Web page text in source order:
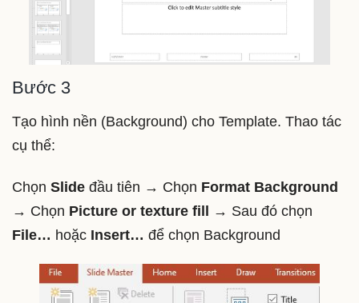
Bước 3
Tạo hình nền (Background) cho Template. Thao tác
cụ thể:
Chọn Slide đầu tiên → Chọn Format Background
→ Chọn Picture or texture fill → Sau đó chọn
File… hoặc Insert… để chọn Background